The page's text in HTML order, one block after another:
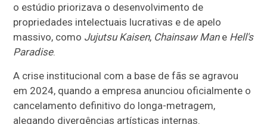
o estúdio priorizava o desenvolvimento de
propriedades intelectuais lucrativas e de apelo
massivo, como Jujutsu Kaisen, Chainsaw Mane Hell's
Paradise.
A crise institucional com a base de fãs se agravou
em 2024, quando a empresa anunciou oficialmente o
cancelamento definitivo do longa-metragem,
alegando divergências artísticas internas.